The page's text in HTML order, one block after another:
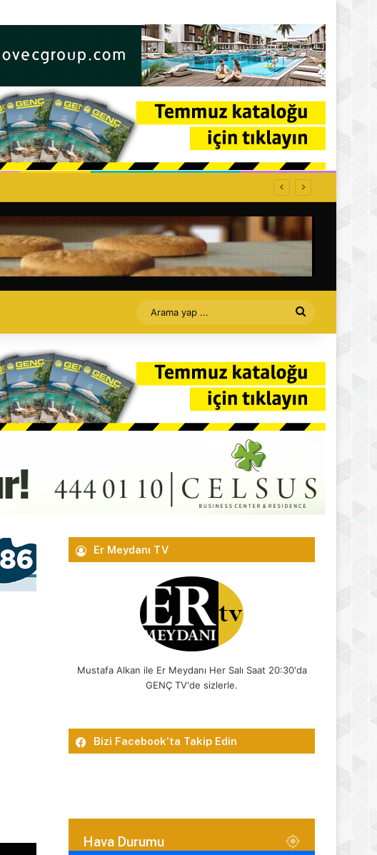
Arama
yap
...
Er Meydanı TV
Mustafa Alkan ile Er Meydanı Her Salı Saat 20:30'da
GENÇ TV'de sizlerle.
Bizi Facebook’ta Takip Edin
Hava Durumu